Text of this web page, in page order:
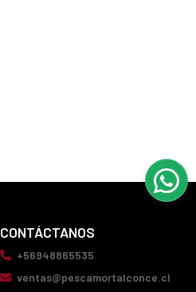
CONTÁCTANOS
+56948865535
ventas@pescamortalconce.cl